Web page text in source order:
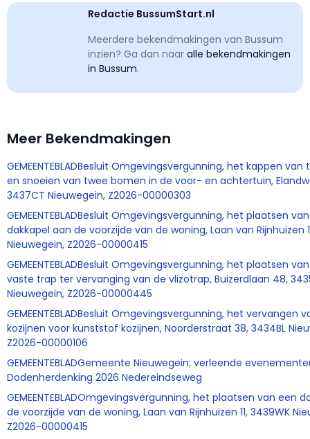
Redactie BussumStart.nl
Meerdere bekendmakingen van Bussum
inzien? Ga dan naar alle bekendmakingen
in Bussum.
Meer Bekendmakingen
GEMEENTEBLADBesluit Omgevingsvergunning, het kappen
en snoeien van twee bomen in de voor- en achtertuin,
3437CT Nieuwegein, Z2026-00000303
GEMEENTEBLADBesluit Omgevingsvergunning, het plaatsen
dakkapel aan de voorzijde van de woning, Laan van Rijnhuizen
Nieuwegein, Z2026-00000415
GEMEENTEBLADBesluit Omgevingsvergunning, het plaatsen
vaste trap ter vervanging van de vlizotrap, Buizerdlaan 48,
Nieuwegein, Z2026-00000445
GEMEENTEBLADBesluit Omgevingsvergunning, het vervangen
kozijnen voor kunststof kozijnen, Noorderstraat 38, 3434BL
Z2026-00000106
GEMEENTEBLADGemeente Nieuwegein; verleende
Dodenherdenking 2026 Nedereindseweg
GEMEENTEBLADOmgevingsvergunning, het plaatsen van een
de voorzijde van de woning, Laan van Rijnhuizen 11, 3439WK
Z2026-00000415